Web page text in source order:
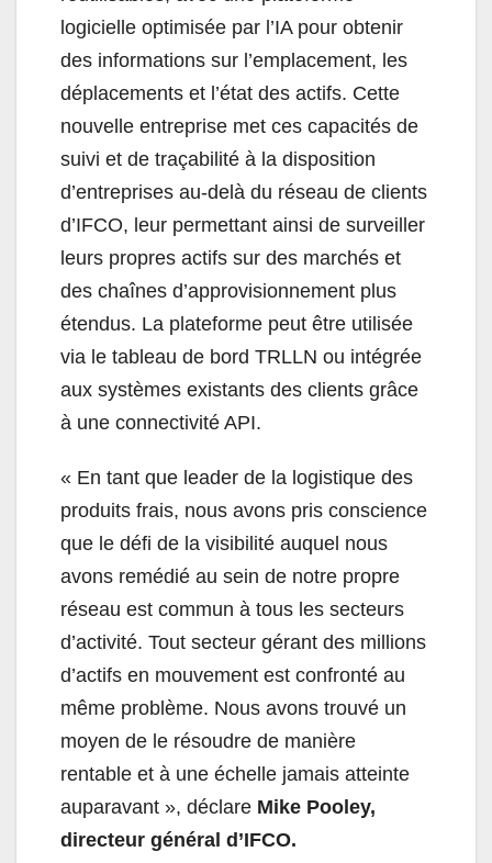
logicielle optimisée par l’IA pour obtenir
des informations sur l’emplacement, les
déplacements et l’état des actifs. Cette
nouvelle entreprise met ces capacités de
suivi et de traçabilité à la disposition
d’entreprises au-delà du réseau de clients
d’IFCO, leur permettant ainsi de surveiller
leurs propres actifs sur des marchés et
des chaînes d’approvisionnement plus
étendus. La plateforme peut être utilisée
via le tableau de bord TRLLN ou intégrée
aux systèmes existants des clients grâce
à une connectivité API.
« En tant que leader de la logistique des
produits frais, nous avons pris conscience
que le défi de la visibilité auquel nous
avons remédié au sein de notre propre
réseau est commun à tous les secteurs
d’activité. Tout secteur gérant des millions
d’actifs en mouvement est confronté au
même problème. Nous avons trouvé un
moyen de le résoudre de manière
rentable et à une échelle jamais atteinte
auparavant », déclare Mike Pooley,
directeur général d’IFCO.